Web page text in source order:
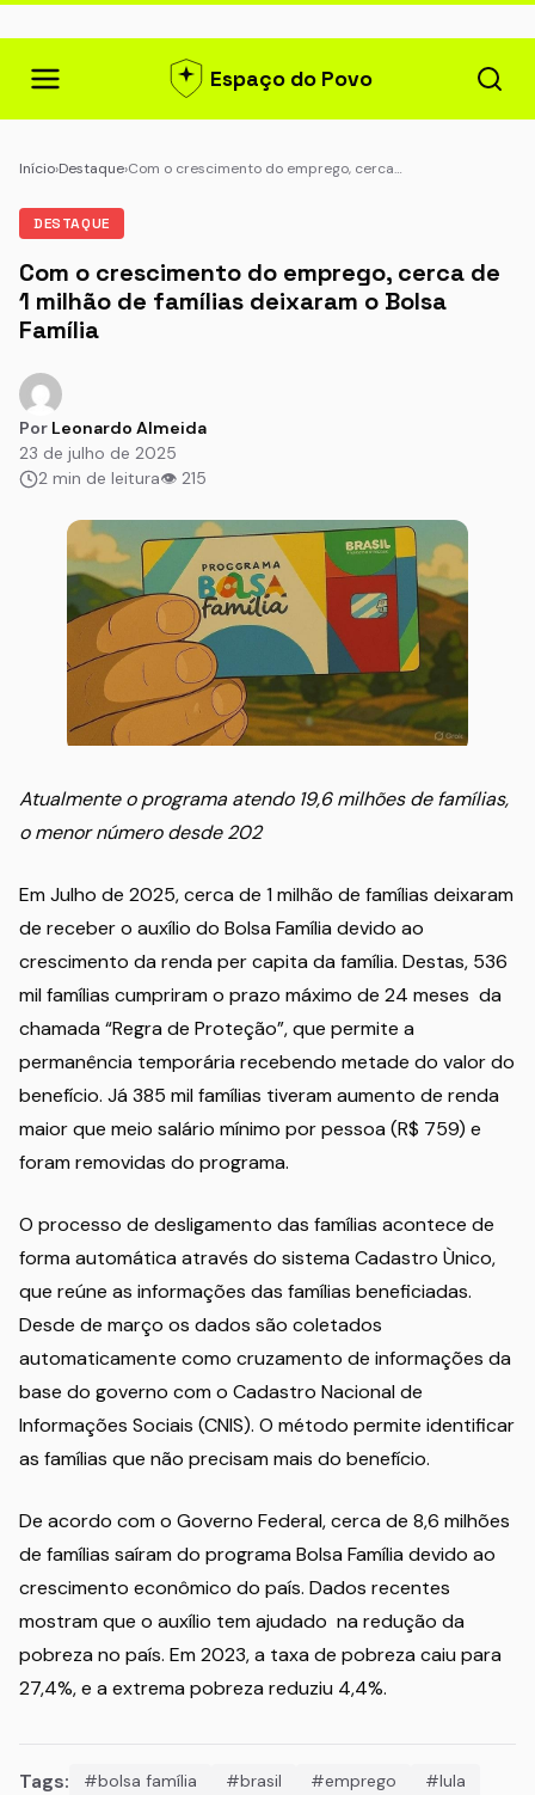
Espaço do Povo
Início›Destaque›Com o crescimento do emprego, cerca…
DESTAQUE
Com o crescimento do emprego, cerca de
1 milhão de famílias deixaram o Bolsa
Família
Por Leonardo Almeida
23 de julho de 2025
2 min de leitura👁 215
Atualmente o programa atendo 19,6 milhões de famílias,
o menor número desde 202
Em Julho de 2025, cerca de 1 milhão de famílias deixaram
de receber o auxílio do Bolsa Família devido ao
crescimento da renda per capita da família. Destas, 536
mil famílias cumpriram o prazo máximo de 24 meses da
chamada “Regra de Proteção”, que permite a
permanência temporária recebendo metade do valor do
benefício. Já 385 mil famílias tiveram aumento de renda
maior que meio salário mínimo por pessoa (R$ 759) e
foram removidas do programa.
O processo de desligamento das famílias acontece de
forma automática através do sistema Cadastro Ùnico,
que reúne as informações das famílias beneficiadas.
Desde de março os dados são coletados
automaticamente como cruzamento de informações da
base do governo com o Cadastro Nacional de
Informações Sociais (CNIS). O método permite identificar
as famílias que não precisam mais do benefício.
De acordo com o Governo Federal, cerca de 8,6 milhões
de famílias saíram do programa Bolsa Família devido ao
crescimento econômico do país. Dados recentes
mostram que o auxílio tem ajudado na redução da
pobreza no país. Em 2023, a taxa de pobreza caiu para
27,4%, e a extrema pobreza reduziu 4,4%.
Tags: #bolsa família #brasil #emprego
#lula